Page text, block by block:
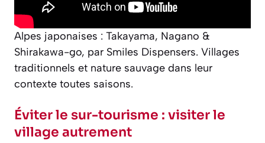
Alpes japonaises : Takayama, Nagano &
Shirakawa-go, par Smiles Dispensers. Villages
traditionnels et nature sauvage dans leur
contexte toutes saisons.
Éviter le sur-tourisme : visiter le
village autrement